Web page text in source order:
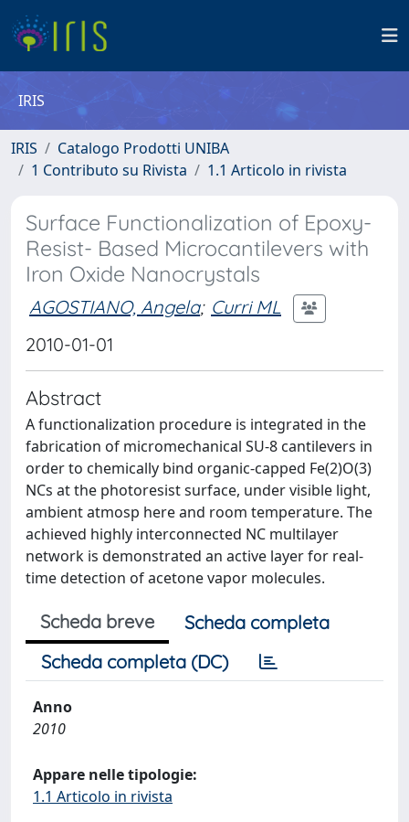
IRIS
IRIS
Catalogo Prodotti UNIBA
1 Contributo su Rivista
1.1 Articolo in rivista
Surface Functionalization of Epoxy-
Resist- Based Microcantilevers with
Iron Oxide Nanocrystals
AGOSTIANO, Angela; Curri ML
2010-01-01
Abstract
A functionalization procedure is integrated in the
fabrication of micromechanical SU-8 cantilevers in
order to chemically bind organic-capped Fe(2)O(3)
NCs at the photoresist surface, under visible light,
ambient atmosp here and room temperature. The
achieved highly interconnected NC multilayer
network is demonstrated an active layer for real-
time detection of acetone vapor molecules.
Scheda breve
Scheda completa
Scheda completa (DC)
Anno
2010
Appare nelle tipologie:
1.1 Articolo in rivista